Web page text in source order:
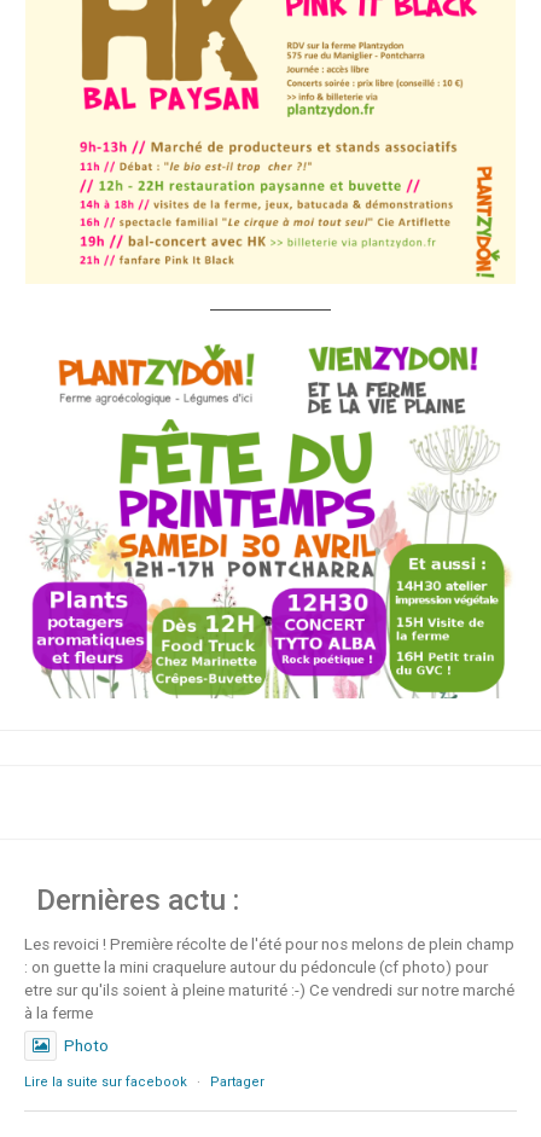
Dernières actu :
Les revoici ! Première récolte de l'été pour nos melons de plein champ
: on guette la mini craquelure autour du pédoncule (cf photo) pour
etre sur qu'ils soient à pleine maturité :-) Ce vendredi sur notre marché
à la ferme
Photo
Lire la suite sur facebook · Partager